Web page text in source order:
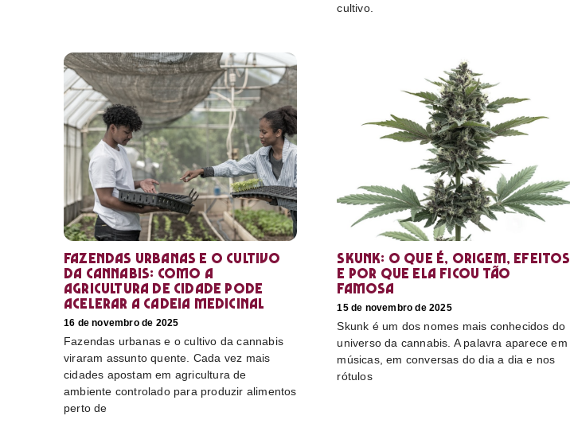
cultivo.
Fazendas urbanas e o cultivo
da cannabis: como a
agricultura de cidade pode
acelerar a cadeia medicinal
16 de novembro de 2025
Fazendas urbanas e o cultivo da cannabis
viraram assunto quente. Cada vez mais
cidades apostam em agricultura de
ambiente controlado para produzir alimentos
perto de
Skunk: o que é, origem, efeitos
e por que ela ficou tão
famosa
15 de novembro de 2025
Skunk é um dos nomes mais conhecidos do
universo da cannabis. A palavra aparece em
músicas, em conversas do dia a dia e nos
rótulos